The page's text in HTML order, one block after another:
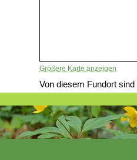
Größere Karte anzeigen
Von diesem Fundort